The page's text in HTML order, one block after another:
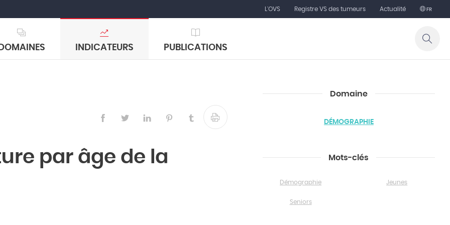
L'OVS Registre VS des tumeurs Actualité FR
INDICATEURS PUBLICATIONS
par âge de la
Domaine
DÉMOGRAPHIE
Mots-clés
Démographie Jeunes
Seniors